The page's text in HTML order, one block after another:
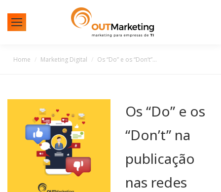
You are here:
Home Marketing Digital Os “Do” e os “Don’t”…
Os “Do” e os
“Don’t” na
publicação
nas redes